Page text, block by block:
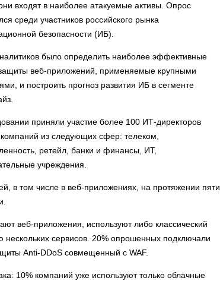
входят в наиболее атакуемые активы. Опрос
среди участников российского рынка
безопасности (ИБ).
было определить наиболее эффективные
веб-приложений, применяемые крупными
и построить прогноз развития ИБ в сегменте
приняли участие более 100 ИТ-директоров
из следующих сфер: телеком,
ретейл, банки и финансы, ИТ,
учреждения.
в том числе в веб-приложениях, на протяжении пяти
веб-приложения, используют либо классический
сервисов. 20% опрошенных подключали
Anti-DDoS совмещенный с WAF.
10% компаний уже используют только облачные